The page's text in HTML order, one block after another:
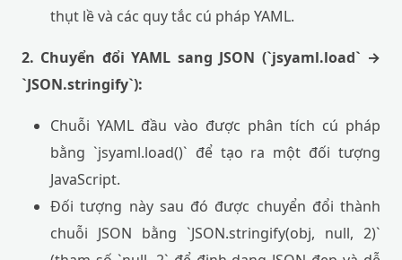
thụt lề và các quy tắc cú pháp YAML.
2. Chuyển đổi YAML sang JSON (`jsyaml.load` →
`JSON.stringify`):
Chuỗi YAML đầu vào được phân tích cú pháp
bằng `jsyaml.load()` để tạo ra một đối tượng
JavaScript.
Đối tượng này sau đó được chuyển đổi thành
chuỗi JSON bằng `JSON.stringify(obj, null, 2)`